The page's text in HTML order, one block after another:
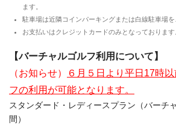
ます。
駐車場は近隣コインパーキングまたは白線駐車場を
お支払いはクレジットカードのみとなっております
【バーチャルゴルフ利用について】
（お知らせ）
６月５日より平日17時
フの利用が可能となります。
スタンダード・レディースプラン（バーチ
間）